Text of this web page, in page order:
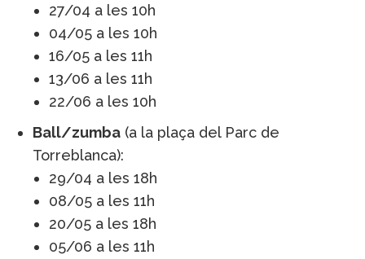
27/04 a les 10h
04/05 a les 10h
16/05 a les 11h
13/06 a les 11h
22/06 a les 10h
Ball/zumba (a la plaça del Parc de
Torreblanca):
29/04 a les 18h
08/05 a les 11h
20/05 a les 18h
05/06 a les 11h